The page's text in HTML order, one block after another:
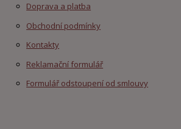
Doprava a platba
Obchodní podmínky
Kontakty
Reklamační formulář
Formulář odstoupení od smlouvy